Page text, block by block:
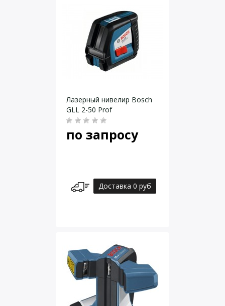
Лазерный нивелир Bosch
GLL 2-50 Prof
по запросу
Доставка 0 руб